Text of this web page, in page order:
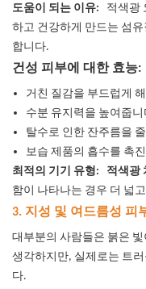
도움이 되는 이유:
적색광
하고 건강하게 만드는 섬
합니다.
건성 피부에 대한 효능:
거친 질감을 부드럽게
수분 유지력을 높여줍니
탈수로 인한 잔주름을
보습 제품의 흡수를 촉
최적의 기기 유형:
적색광
함이 나타나는 경우 더 넓
3. 지성 및 여드름성 피
대부분의 사람들은 붉은
생각하지만, 실제로는 트
다.